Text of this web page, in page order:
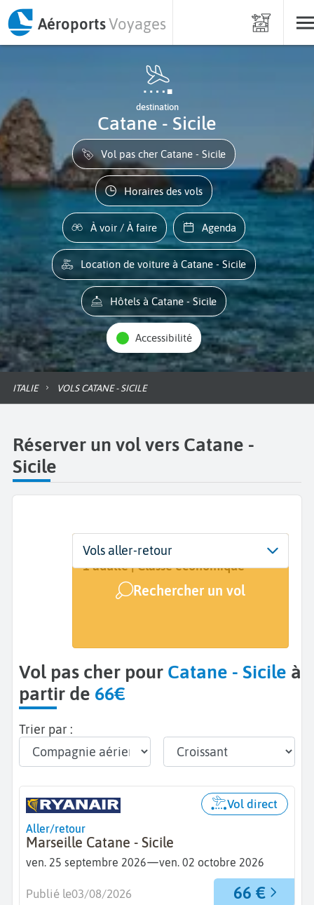
AéroportsVoyages
destination
Catane - Sicile
Vol pas cher Catane - Sicile
Horaires des vols
À voir / À faire Agenda
Location de voiture à Catane - Sicile
Hôtels à Catane - Sicile
Accessibilité
ITALIE VOLS CATANE - SICILE
Réserver un vol vers Catane -
Sicile
Départ
De...
Dates
Dates de votre voyage
Voyageurs | Classe
1 adulte | Classe économique
Rechercher un vol
Vols aller-retour
Vol pas cher pour Catane - Sicile à
partir de 66€
Trier par :
Aller/retour
Marseille Catane - Sicile
ven. 25 septembre 2026—ven. 02 octobre 2026
Vol direct
66 €
Publié le03/08/2026